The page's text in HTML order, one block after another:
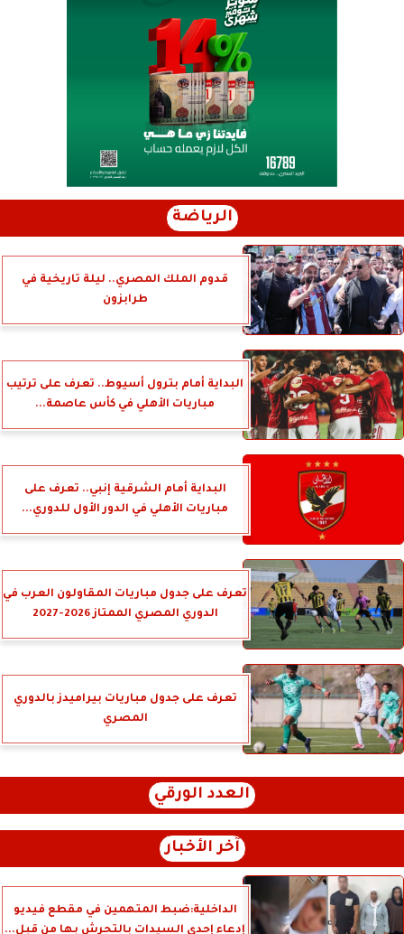
الرياضة
قدوم الملك المصري.. ليلة تاريخية في
طرابزون
البداية أمام بترول أسيوط.. تعرف على ترتيب
مباريات الأهلي في كأس عاصمة...
البداية أمام الشرقية إنبي.. تعرف على
مباريات الأهلي في الدور الأول للدوري...
تعرف على جدول مباريات المقاولون العرب في
الدوري المصري الممتاز 2026-2027
تعرف على جدول مباريات بيراميدز بالدوري
المصري
العدد الورقي
آخر الأخبار
الداخلية:ضبط المتهمين في مقطع فيديو
إدعاء إحدي السيدات بالتحرش بها من قبل...